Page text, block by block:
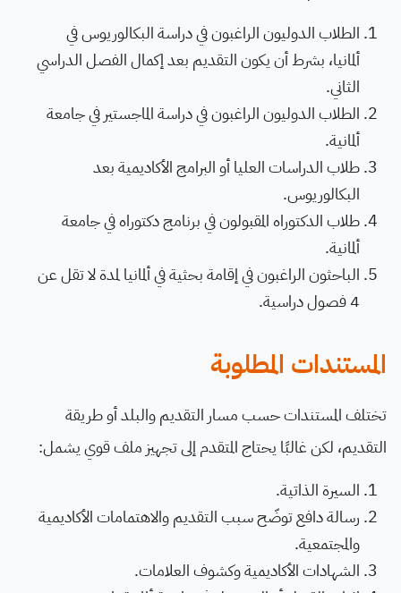
الطلاب الدوليون الراغبون في دراسة البكالوريوس في
ألمانيا، بشرط أن يكون التقديم بعد إكمال الفصل الدراسي
الثاني.
الطلاب الدوليون الراغبون في دراسة الماجستير في جامعة
ألمانية.
طلاب الدراسات العليا أو البرامج الأكاديمية بعد
البكالوريوس.
طلاب الدكتوراه المقبولون في برنامج دكتوراه في جامعة
ألمانية.
الباحثون الراغبون في إقامة بحثية في ألمانيا لمدة لا تقل عن
4 فصول دراسية.
المستندات المطلوبة
تختلف المستندات حسب مسار التقديم والبلد أو طريقة
التقديم، لكن غالبًا يحتاج المتقدم إلى تجهيز ملف قوي يشمل:
السيرة الذاتية.
رسالة دافع توضّح سبب التقديم والاهتمامات الأكاديمية
والمجتمعية.
الشهادات الأكاديمية وكشوف العلامات.